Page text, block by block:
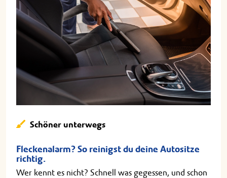
Schöner unterwegs
Fleckenalarm? So reinigst du deine Autositze
richtig.
Wer kennt es nicht? Schnell was gegessen, und schon